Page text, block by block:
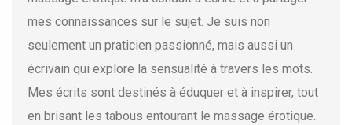
mes connaissances sur le sujet. Je suis non
seulement un praticien passionné, mais aussi un
écrivain qui explore la sensualité à travers les mots.
Mes écrits sont destinés à éduquer et à inspirer, tout
en brisant les tabous entourant le massage érotique.